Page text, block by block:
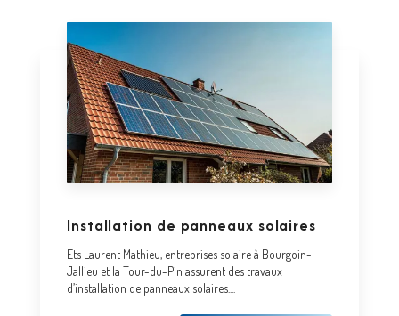
Installation de panneaux solaires
Ets Laurent Mathieu, entreprises solaire à Bourgoin-
Jallieu et la Tour-du-Pin assurent des travaux
d’installation de panneaux solaires....